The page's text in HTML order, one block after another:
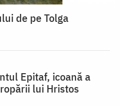
de pe Tolga
Epitaf, icoană a
lui Hristos